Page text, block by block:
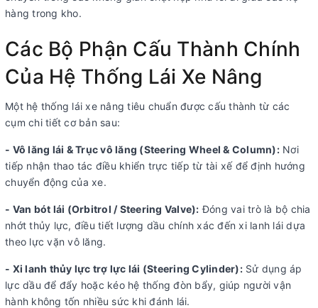
hàng trong kho.
Các Bộ Phận Cấu Thành Chính
Của Hệ Thống Lái Xe Nâng
Một hệ thống lái xe nâng tiêu chuẩn được cấu thành từ các
cụm chi tiết cơ bản sau:
- Vô lăng lái & Trục vô lăng (Steering Wheel & Column):Nơi
tiếp nhận thao tác điều khiển trực tiếp từ tài xế để định hướng
chuyển động của xe.
- Van bót lái (Orbitrol / Steering Valve): Đóng vai trò là bộ chia
nhớt thủy lực, điều tiết lượng dầu chính xác đến xi lanh lái dựa
theo lực vặn vô lăng.
- Xi lanh thủy lực trợ lực lái (Steering Cylinder):Sử dụng áp
lực dầu để đẩy hoặc kéo hệ thống đòn bẩy, giúp người vận
hành không tốn nhiều sức khi đánh lái.